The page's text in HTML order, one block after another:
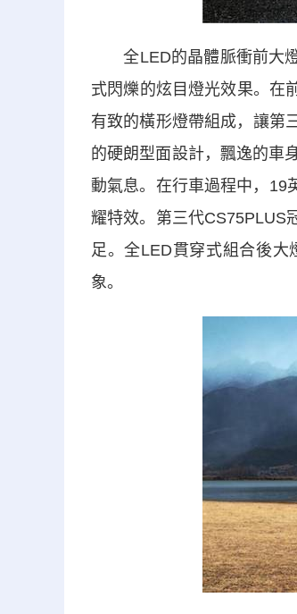
全LED的晶體脈衝前大燈
式閃爍的炫目燈光效果。在
有致的橫形燈帶組成，讓第
的硬朗型面設計，飄逸的車
動氣息。在行車過程中，19
耀特效。第三代CS75PLUS
足。全LED貫穿式組合後
象。